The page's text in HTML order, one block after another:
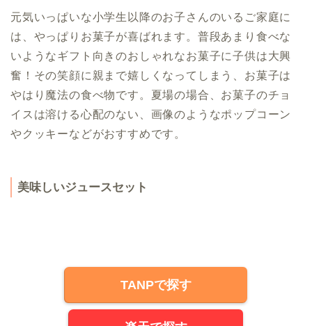
元気いっぱいな小学生以降のお子さんのいるご家庭に
は、やっぱりお菓子が喜ばれます。普段あまり食べな
いようなギフト向きのおしゃれなお菓子に子供は大興
奮！その笑顔に親まで嬉しくなってしまう、お菓子は
やはり魔法の食べ物です。夏場の場合、お菓子のチョ
イスは溶ける心配のない、画像のようなポップコーン
やクッキーなどがおすすめです。
美味しいジュースセット
TANPで探す